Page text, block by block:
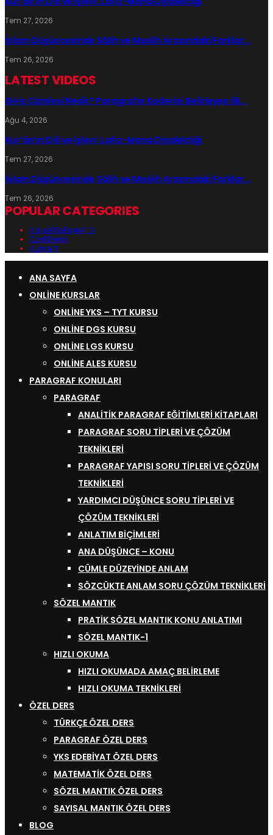
Tem 27, 2026
İslam Düşüncesinde Sâlih ve Muslih Arasındaki Farklar…
Tem 26, 2026
LATEST VIDEOS
Giriş Cümlesi Nedir? Paragrafın Kaderini Belirleyen İlk…
Ağu 4, 2026
Kur’ân’ın Dili ve İşlevi: Lafız-Mana Diyalektiği
Tem 27, 2026
İslam Düşüncesinde Sâlih ve Muslih Arasındaki Farklar…
Tem 26, 2026
POPULAR CATEGORIES
Kişisel Gelişim410
Özel Ders6
Kurslar1
ANA SAYFA
ONLINE KURSLAR
ONLINE YKS – TYT KURSU
ONLINE DGS KURSU
ONLINE LGS KURSU
ONLINE ALES KURSU
PARAGRAF KONULARI
PARAGRAF
ANALITIK PARAGRAF EĞITIMLERI KITAPLARI
PARAGRAF SORU TIPLERI VE ÇÖZÜM
TEKNIKLERI
PARAGRAF YAPISI SORU TIPLERI VE ÇÖZÜM
TEKNIKLERI
YARDIMCI DÜŞÜNCE SORU TIPLERI VE
ÇÖZÜM TEKNIKLERI
ANLATIM BIÇIMLERI
ANA DÜŞÜNCE – KONU
CÜMLE DÜZEYINDE ANLAM
SÖZCÜKTE ANLAM SORU ÇÖZÜM TEKNIKLERI
SÖZEL MANTIK
PRATIK SÖZEL MANTIK KONU ANLATIMI
SÖZEL MANTIK-1
HIZLI OKUMA
HIZLI OKUMADA AMAÇ BELIRLEME
HIZLI OKUMA TEKNIKLERI
ÖZEL DERS
TÜRKÇE ÖZEL DERS
PARAGRAF ÖZEL DERS
YKS EDEBIYAT ÖZEL DERS
MATEMATIK ÖZEL DERS
SÖZEL MANTIK ÖZEL DERS
SAYISAL MANTIK ÖZEL DERS
BLOG